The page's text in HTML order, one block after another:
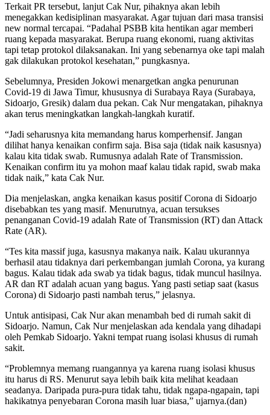
Terkait PR tersebut, lanjut Cak Nur, pihaknya akan lebih
menegakkan kedisiplinan masyarakat. Agar tujuan dari masa transisi
new normal tercapai. “Padahal PSBB kita hentikan agar memberi
ruang kepada masyarakat. Berupa ruang ekonomi, ruang aktivitas
tapi tetap protokol dilaksanakan. Ini yang sebenarnya oke tapi malah
gak dilakukan protokol kesehatan,” pungkasnya.
Sebelumnya, Presiden Jokowi menargetkan angka penurunan
Covid-19 di Jawa Timur, khususnya di Surabaya Raya (Surabaya,
Sidoarjo, Gresik) dalam dua pekan. Cak Nur mengatakan, pihaknya
akan terus meningkatkan langkah-langkah kuratif.
“Jadi seharusnya kita memandang harus komperhensif. Jangan
dilihat hanya kenaikan confirm saja. Bisa saja (tidak naik kasusnya)
kalau kita tidak swab. Rumusnya adalah Rate of Transmission.
Kenaikan confirm itu ya mohon maaf kalau tidak rapid, swab maka
tidak naik,” kata Cak Nur.
Dia menjelaskan, angka kenaikan kasus positif Corona di Sidoarjo
disebabkan tes yang masif. Menurutnya, acuan tersukses
penanganan Covid-19 adalah Rate of Transmission (RT) dan Attack
Rate (AR).
“Tes kita massif juga, kasusnya makanya naik. Kalau ukurannya
berhasil atau tidaknya dari perkembangan jumlah Corona, ya kurang
bagus. Kalau tidak ada swab ya tidak bagus, tidak muncul hasilnya.
AR dan RT adalah acuan yang bagus. Yang pasti setiap saat (kasus
Corona) di Sidoarjo pasti nambah terus,” jelasnya.
Untuk antisipasi, Cak Nur akan menambah bed di rumah sakit di
Sidoarjo. Namun, Cak Nur menjelaskan ada kendala yang dihadapi
oleh Pemkab Sidoarjo. Yakni tempat ruang isolasi khusus di rumah
sakit.
“Problemnya memang ruangannya ya karena ruang isolasi khusus
itu harus di RS. Menurut saya lebih baik kita melihat keadaan
seadanya. Daripada pura-pura tidak tahu, tidak ngapa-ngapain, tapi
hakikatnya penyebaran Corona masih luar biasa,” ujarnya.(dan)